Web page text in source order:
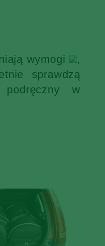
wymogi
,
sprawdzą
w